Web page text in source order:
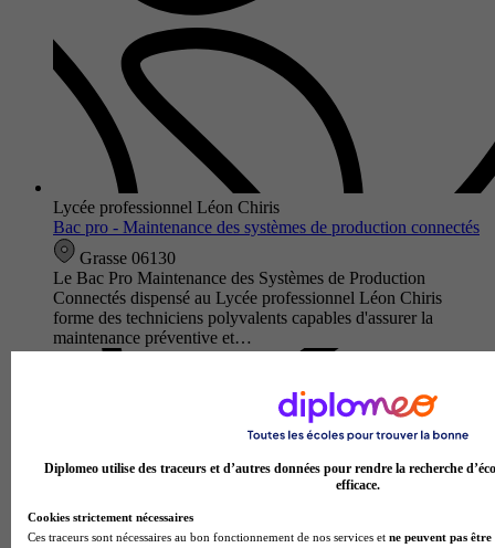
Lycée professionnel Léon Chiris
Bac pro - Maintenance des systèmes de production connectés
Grasse 06130
Le Bac Pro Maintenance des Systèmes de Production
Connectés dispensé au Lycée professionnel Léon Chiris
forme des techniciens polyvalents capables d'assurer la
maintenance préventive et…
Diplomeo utilise des traceurs et d’autres données pour rendre la recherche
efficace.
Cookies strictement nécessaires
Ces traceurs sont nécessaires au bon fonctionnement de nos services et ne peuvent pas être